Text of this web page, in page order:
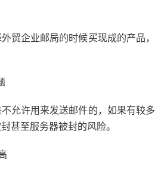
贸企业邮局的时候买现成的产品，
允许用来发送邮件的，如果有较多
甚至服务器被封的风险。